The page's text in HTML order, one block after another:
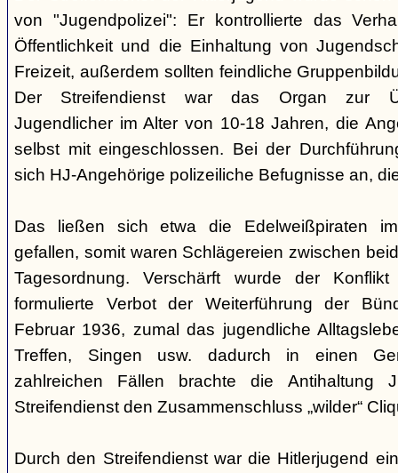
von "Jugendpolizei": Er kontrollierte das
Öffentlichkeit und die Einhaltung von
Freizeit, außerdem sollten feindliche
Der Streifendienst war das Organ zur
Jugendlicher im Alter von 10-18 Jahren, die
selbst mit eingeschlossen. Bei der
sich HJ-Angehörige polizeiliche Befugnisse an,
Das ließen sich etwa die Edelweißpiraten
gefallen, somit waren Schlägereien zwischen
Tagesordnung. Verschärft wurde der
formulierte Verbot der Weiterführung der
Februar 1936, zumal das jugendliche
Treffen, Singen usw. dadurch in einen
zahlreichen Fällen brachte die Antihaltung
Streifendienst den Zusammenschluss „wilder“
Durch den Streifendienst war die Hitlerjugend